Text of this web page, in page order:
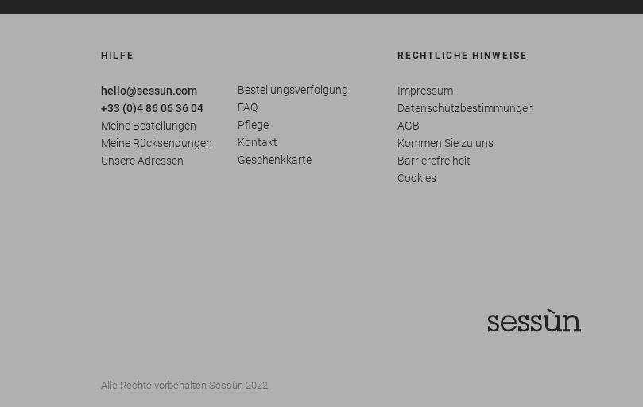
HILFE
hello@sessun.com
+33 (0)4 86 06 36 04
Meine Bestellungen
Meine Rücksendungen
Unsere Adressen
Bestellungsverfolgung
FAQ
Pflege
Kontakt
Geschenkkarte
RECHTLICHE HINWEISE
Impressum
Datenschutzbestimmungen
AGB
Kommen Sie zu uns
Barrierefreiheit
Cookies
Alle Rechte vorbehalten Sessùn 2022